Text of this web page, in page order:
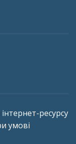
ресурсу
умові